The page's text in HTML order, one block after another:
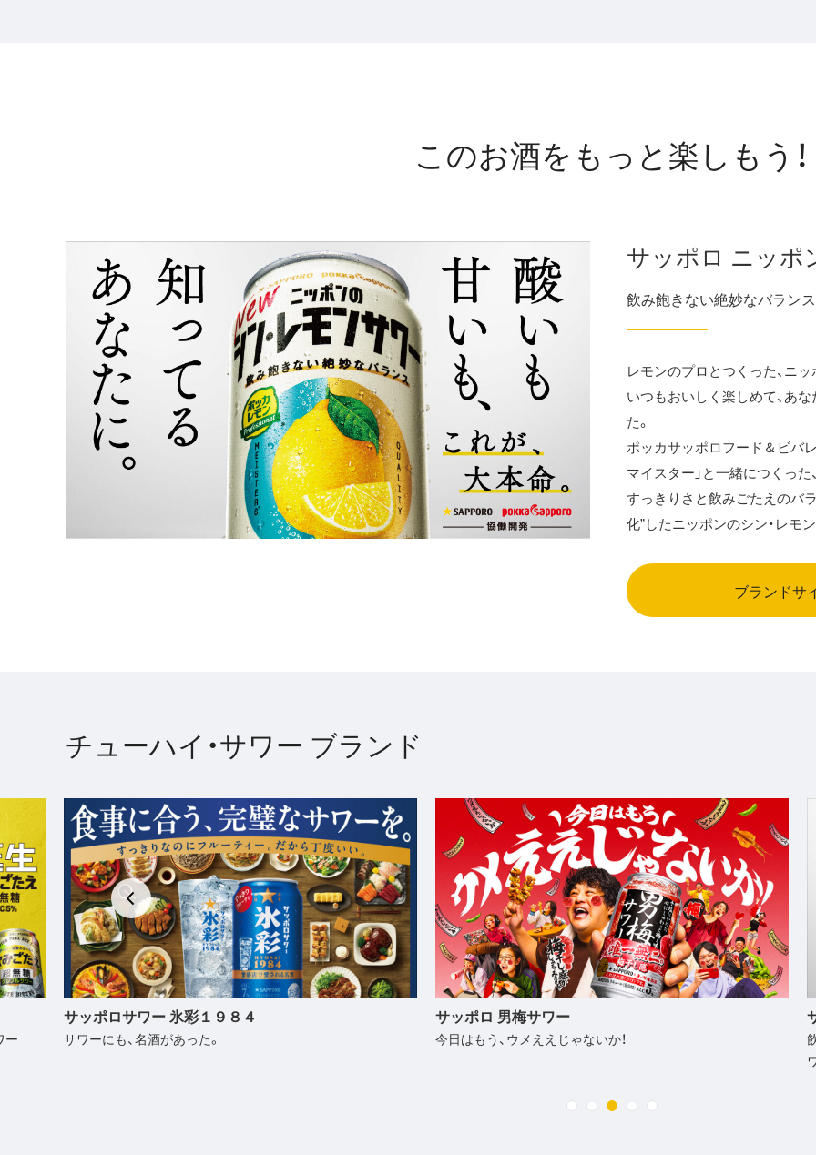
このお酒をもっと楽しもう！
サッポロ ニッポ
飲み飽きない絶妙なバラン
レモンのプロとつくった、ニ
いつもおいしく楽しめて、あ
た。
ポッカサッポロフード＆ビバ
マイスター」と一緒につくった
すっきりさと飲みごたえのバ
化”したニッポンのシン・レモ
ブランドサ
チューハイ・サワー ブランド
サッポロ 男梅サワー
今日はもう、ウメええじゃないか！
サッポロ ニッポンのシン・レモンサワー
飲み飽きない絶妙なバランス、ニッポンのシン・定番レモンサ